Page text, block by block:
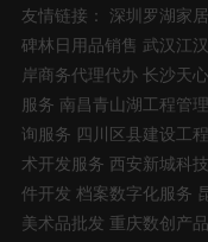
友情链接： 深圳罗湖家
碑林日用品销售 武汉江
岸商务代理代办 长沙天
服务 南昌青山湖工程管
询服务 四川区县建设工
术开发服务 西安新城科
件开发 档案数字化服务
美术品批发 重庆数创产